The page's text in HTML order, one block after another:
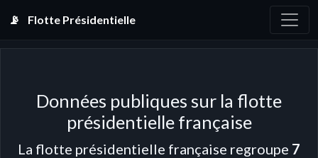
📡 Flotte Présidentielle
Données publiques sur la flotte
présidentielle française
La flotte présidentielle française regroupe 7